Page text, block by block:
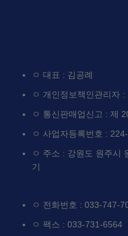
ㅇ 대표 : 김공례
ㅇ 개인정보책인관리자 :
ㅇ 통신판매업신고 : 제
ㅇ 사업자등록번호 :
ㅇ 주소 : 강원도 원주시
기
ㅇ 전화번호 : 033-747-
ㅇ 팩스 : 033-731-6564